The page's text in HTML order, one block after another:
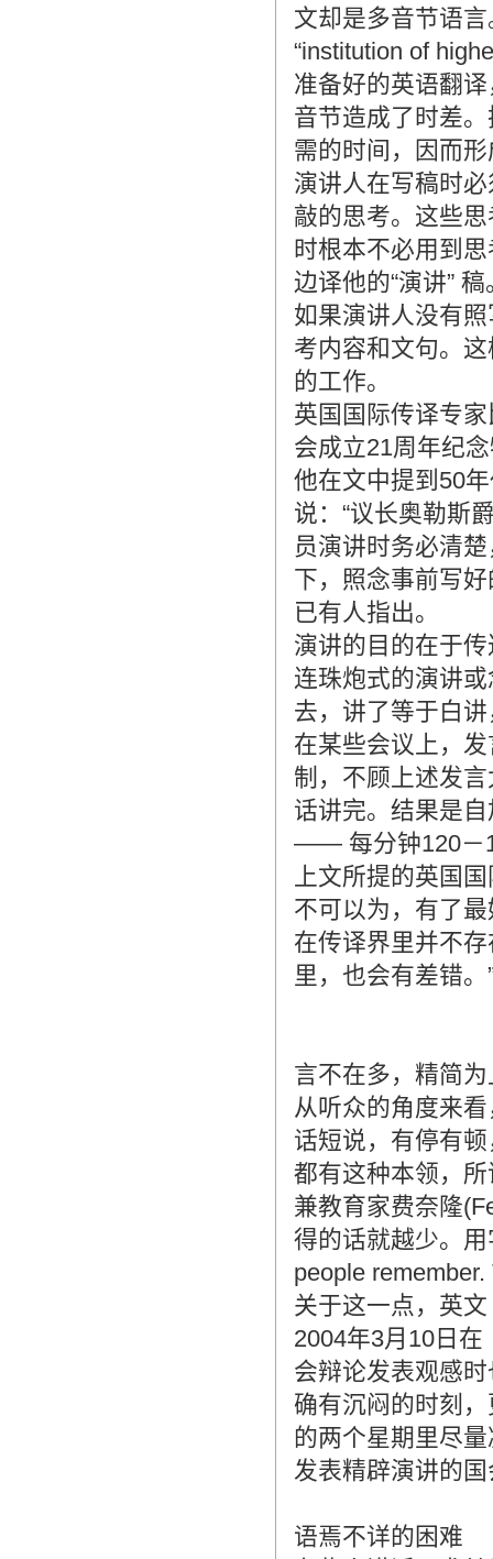
文却是多音节语
“institution of
准备好的英语翻
音节造成了时差
需的时间，因而形
演讲人在写稿时
敲的思考。这些
时根本不必用到
边译他的“演讲” 稿
如果演讲人没有
考内容和文句。
的工作。
英国国际传译专
会成立21周年纪
他在文中提到50
说：“议长奥勒斯
员演讲时务必清
下，照念事前写
已有人指出。
演讲的目的在于
连珠炮式的演讲
去，讲了等于白
在某些会议上，
制，不顾上述发
话讲完。结果是
―― 每分钟120－
上文所提的英国
不可以为，有了
在传译界里并不
里，也会有差错。
言不在多，精简为
从听众的角度来
话短说，有停有
都有这种本领，
兼教育家费奈隆
得的话就越少。
people
关于这一点，英
2004年3月10日
会辩论发表观感
确有沉闷的时刻
的两个星期里尽
发表精辟演讲的
语焉不详的困难